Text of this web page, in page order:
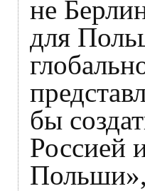
не
для
бы
Россией